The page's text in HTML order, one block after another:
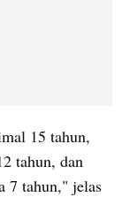
15 tahun,
tahun, dan
7 tahun," jelas